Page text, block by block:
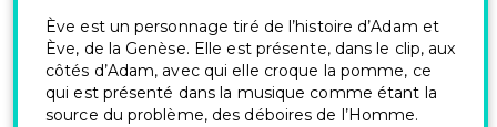
Ève est un personnage tiré de l’histoire d’Adam et
Ève, de la Genèse. Elle est présente, dans le clip, aux
côtés d’Adam, avec qui elle croque la pomme, ce
qui est présenté dans la musique comme étant la
source du problème, des déboires de l’Homme.